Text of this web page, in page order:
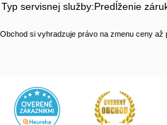
Typ servisnej služby:Predĺženie
Obchod si vyhradzuje právo na zmenu ceny